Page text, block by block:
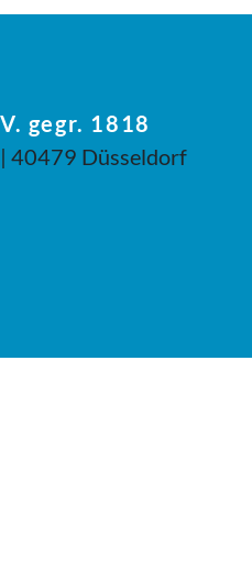
gegr. 1818
40479 Düsseldorf